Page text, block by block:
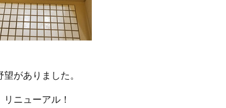
がありました。
ニューアル！